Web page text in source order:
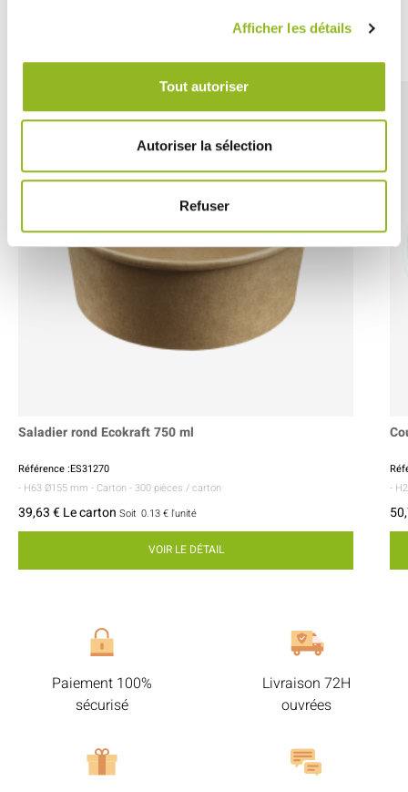
Afficher les détails
Tout autoriser
Autoriser la sélection
Refuser
Saladier rond Ecokraft 750 ml
Référence :ES31270
- H63 Ø155 mm - Carton - 300 pièces / carton
39,63 € Le carton Soit 0.13 € l'unité
VOIR LE DÉTAIL
-
Paiement 100%
sécurisé
Livraison 72H
ouvrées